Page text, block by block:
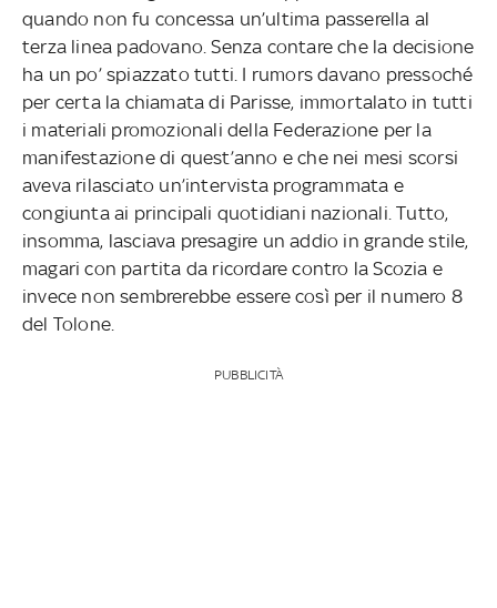
quando non fu concessa un’ultima passerella al
terza linea padovano. Senza contare che la decisione
ha un po’ spiazzato tutti. I rumors davano pressoché
per certa la chiamata di Parisse, immortalato in tutti
i materiali promozionali della Federazione per la
manifestazione di quest’anno e che nei mesi scorsi
aveva rilasciato un’intervista programmata e
congiunta ai principali quotidiani nazionali. Tutto,
insomma, lasciava presagire un addio in grande stile,
magari con partita da ricordare contro la Scozia e
invece non sembrerebbe essere così per il numero 8
del Tolone.
PUBBLICITÀ